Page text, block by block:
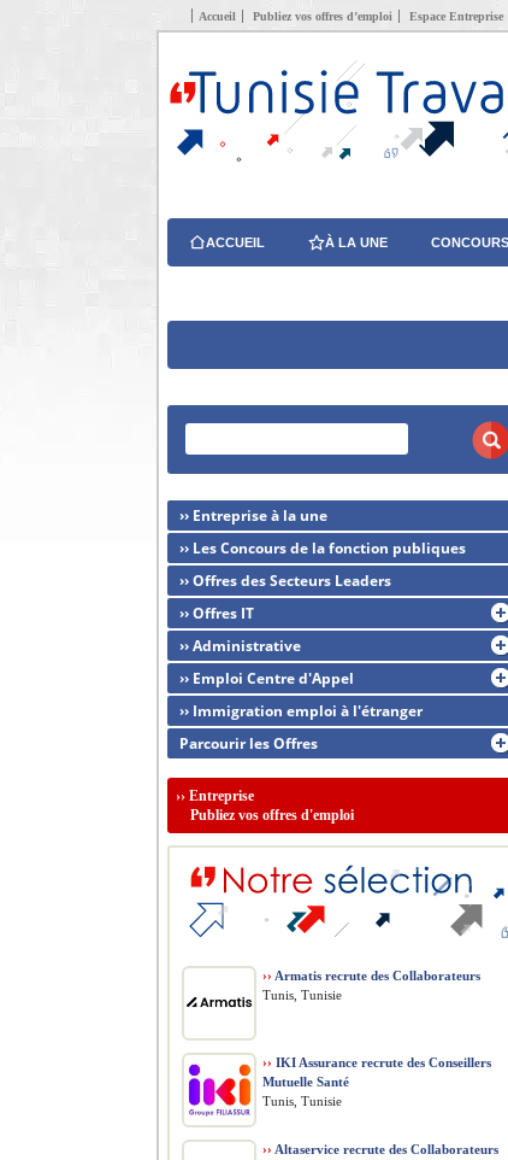
Accueil Publiez vos offres d’emploi Espace Entreprise
ACCUEIL À LA UNE
›› Entreprise à la une
›› Les Concours de la fonction publiques
›› Offres des Secteurs Leaders
›› Offres IT
›› Administrative
›› Emploi Centre d'Appel
›› Immigration emploi à l'étranger
Parcourir les Offres
›› Entreprise
Publiez vos offres d'emploi
›› Armatis recrute des Collaborateurs
Tunis, Tunisie
›› IKI Assurance recrute des Conseillers
Mutuelle Santé
Tunis, Tunisie
›› Altaservice recrute des Collaborateurs